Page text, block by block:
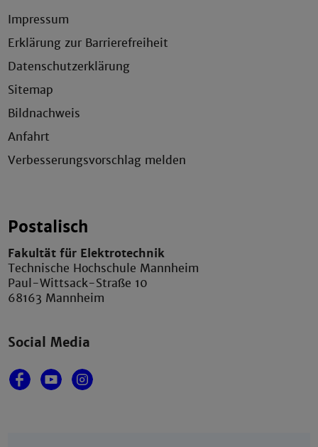
Impressum
Erklärung zur Barrierefreiheit
Datenschutzerklärung
Sitemap
Bildnachweis
Anfahrt
Verbesserungsvorschlag melden
Postalisch
Fakultät für Elektrotechnik
Technische Hochschule Mannheim
Paul-Wittsack-Straße 10
68163 Mannheim
Social Media